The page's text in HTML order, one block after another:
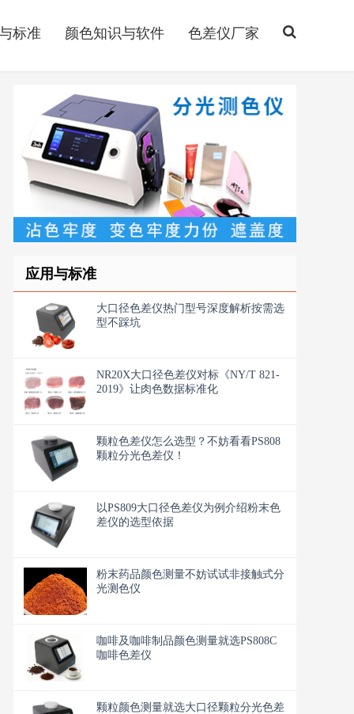
标准 颜色知识与软件 色差仪厂家
应用与标准
大口径色差仪热门型号深度解析按需选
型不踩坑
NR20X大口径色差仪对标《NY/T 821-
2019》让肉色数据标准化
颗粒色差仪怎么选型？不妨看看PS808
颗粒分光色差仪！
以PS809大口径色差仪为例介绍粉末色
差仪的选型依据
粉末药品颜色测量不妨试试非接触式分
光测色仪
咖啡及咖啡制品颜色测量就选PS808C
咖啡色差仪
颗粒颜色测量就选大口径颗粒分光色差